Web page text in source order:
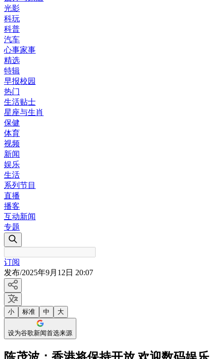
光影
科玩
科普
汽车
心事家事
精选
特辑
早报校园
热门
生活贴士
星座与生肖
保健
体育
视频
新闻
娱乐
生活
系列节目
直播
播客
互动新闻
专题
订阅
发布/2025年9月12日 20:07
小 标准 中 大
设为谷歌新闻首选来源